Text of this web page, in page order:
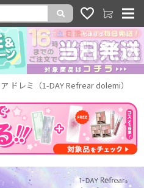
ドレミ（1-DAY Refrear dolemi）